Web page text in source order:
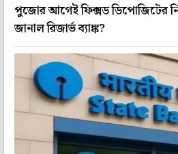
পুজোর আগেই ফিক্সড ডিপোজিটের
জানাল রিজার্ভ ব্যাঙ্ক?